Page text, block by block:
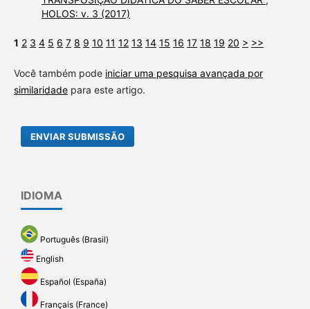
HOLOS: v. 3 (2017)
1 2 3 4 5 6 7 8 9 10 11 12 13 14 15 16 17 18 19 20 > >>
Você também pode iniciar uma pesquisa avançada por
similaridadepara este artigo.
ENVIAR SUBMISSÃO
IDIOMA
Português (Brasil)
English
Español (España)
Français (France)